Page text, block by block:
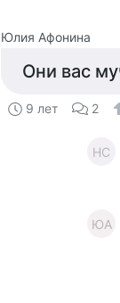
Юлия Афонина
Они вас
9 лет 2
НС
ЮА